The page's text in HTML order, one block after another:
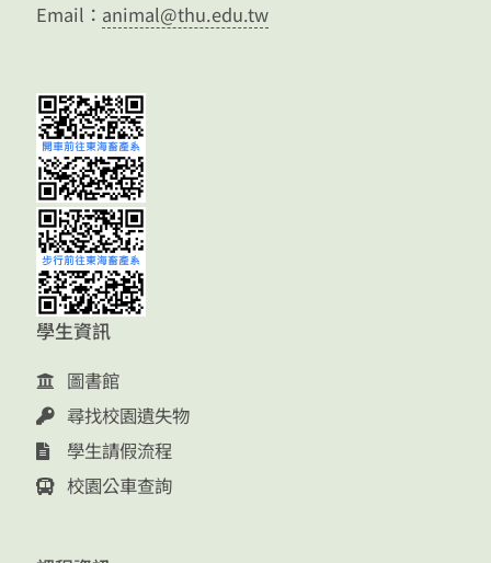
Email： animal@thu.edu.tw
學生資訊
圖書館
尋找校園遺失物
學生請假流程
校園公車查詢